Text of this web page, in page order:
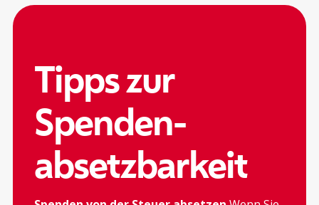
Tipps zur
Spenden-
absetzbarkeit